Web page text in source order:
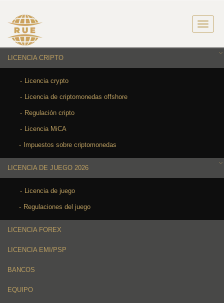
LICENCIA CRIPTO
Licencia crypto
Licencia de criptomonedas offshore
Regulación cripto
Licencia MiCA
Impuestos sobre criptomonedas
LICENCIA DE JUEGO 2026
Licencia de juego
Regulaciones del juego
LICENCIA FOREX
LICENCIA EMI/PSP
BANCOS
EQUIPO